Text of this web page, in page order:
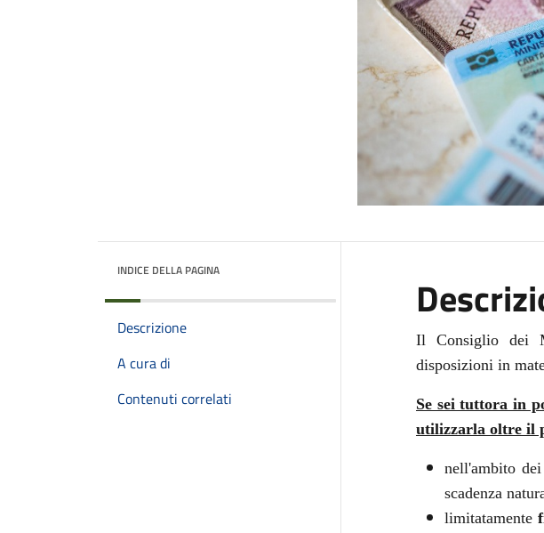
INDICE DELLA PAGINA
Descrizione
A cura di
Contenuti correlati
Il Consiglio dei
disposizioni in
Se sei tuttora in
utilizzarla oltre il
nell'ambito
scadenza
limitatamente